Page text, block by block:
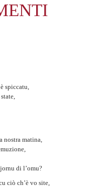
spiccatu,
nostra matina,
di l’omu?
ciò ch’è vo site,